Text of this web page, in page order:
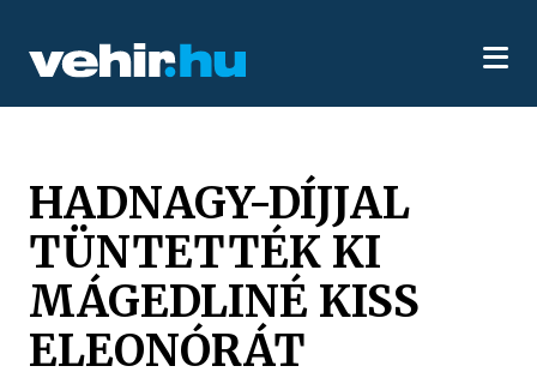
HADNAGY-DÍJJAL
TÜNTETTÉK KI
MÁGEDLINÉ KISS
ELEONÓRÁT